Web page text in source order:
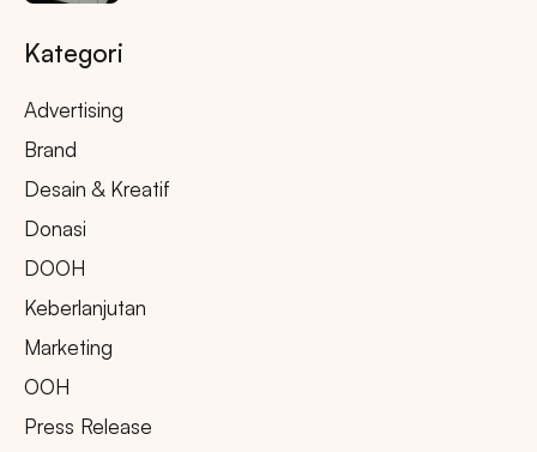
Kategori
Advertising
Brand
Desain & Kreatif
Donasi
DOOH
Keberlanjutan
Marketing
OOH
Press Release